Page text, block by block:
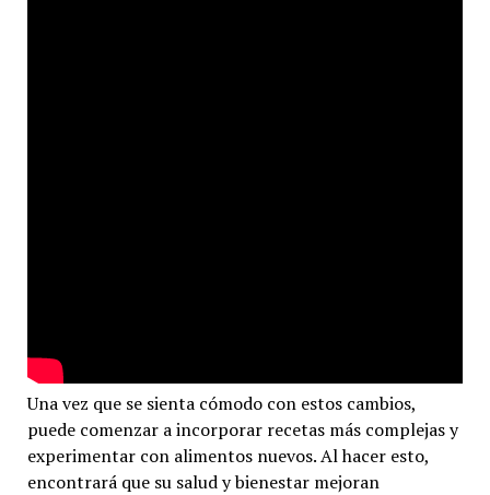
Una vez que se sienta cómodo con estos cambios,
puede comenzar a incorporar recetas más complejas y
experimentar con alimentos nuevos. Al hacer esto,
encontrará que su salud y bienestar mejoran